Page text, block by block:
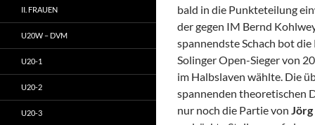
bald in die Punkteteilung
der gegen IM Bernd
spannendste Schach bot
Solinger Open-Sieger von
im Halbslaven wählte. Die
spannenden theoretischen
nur noch die Partie von
II. FRAUEN
U20W – DVM
U20-1
U20-2
U20-3